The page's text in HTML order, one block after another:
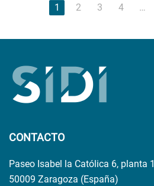
1 2 3 4 …
CONTACTO
Paseo Isabel la Católica 6, planta 1
50009 Zaragoza (España)